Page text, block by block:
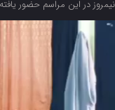
نیمروز در این مراسم حضور
نمایشگر